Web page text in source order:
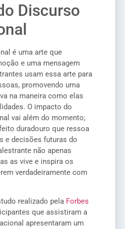
Discurso
é uma arte que
e uma mensagem
usam essa arte para
promovendo uma
na maneira como elas
O impacto do
vai além do momento;
duradouro que ressoa
e decisões futuras do
não apenas
as vive e inspira os
verdadeiramente com
realizado pela Forbes
que assistiram a
apresentaram um